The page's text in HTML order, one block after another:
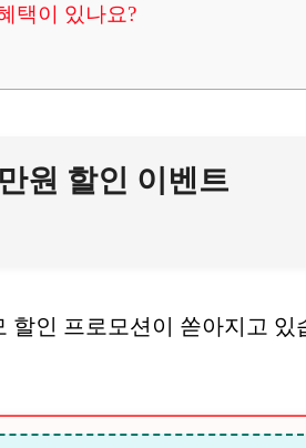
택이 있나요?
원 할인 이벤트
할인 프로모션이 쏟아지고 있